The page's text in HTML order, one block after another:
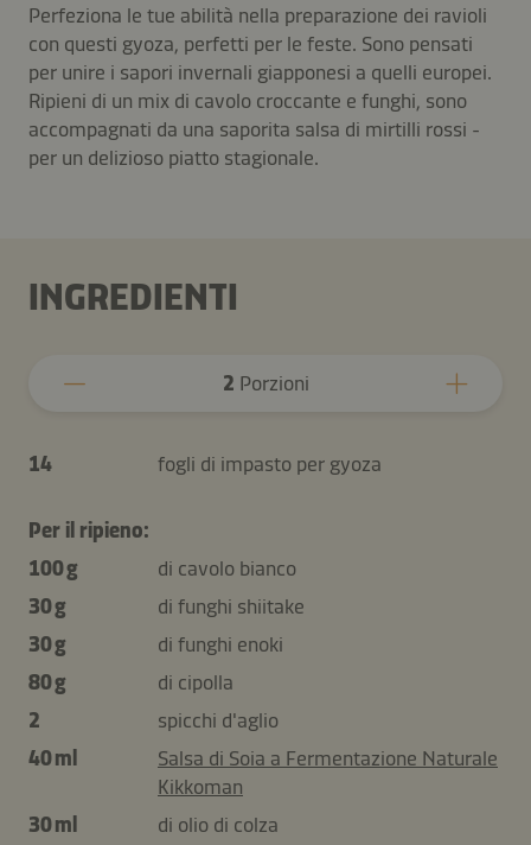
Perfeziona le tue abilità nella preparazione dei ravioli
con questi gyoza, perfetti per le feste. Sono pensati
per unire i sapori invernali giapponesi a quelli europei.
Ripieni di un mix di cavolo croccante e funghi, sono
accompagnati da una saporita salsa di mirtilli rossi -
per un delizioso piatto stagionale.
INGREDIENTI
2 Porzioni
14 fogli di impasto per gyoza
Per il ripieno:
100 g
di cavolo bianco
30 g
di funghi shiitake
30 g
di funghi enoki
80 g
di cipolla
2
spicchi d'aglio
40 ml
Salsa di Soia a Fermentazione Naturale
Kikkoman
30 ml
di olio di colza